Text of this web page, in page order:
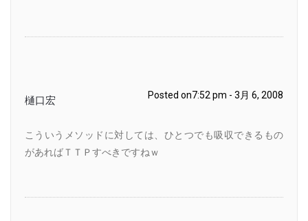
樋口宏 Posted on7:52 pm - 3月 6, 2008
こういうメソッドに対しては、ひとつでも吸収できるもの
があればＴＴＰすべきですねｗ